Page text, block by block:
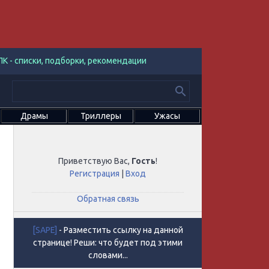
- списки, подборки, рекомендации
Драмы Триллеры Ужасы
Приветствую Вас, Гость!
Регистрация |Вход
Обратная связь
[SAPE] - Разместить ссылку на данной
странице! Реши: что будет под этими
словами...